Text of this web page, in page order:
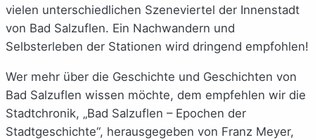
vielen unterschiedlichen Szeneviertel der Innenstadt
von Bad Salzuflen. Ein Nachwandern und
Selbsterleben der Stationen wird dringend empfohlen!
Wer mehr über die Geschichte und Geschichten von
Bad Salzuflen wissen möchte, dem empfehlen wir die
Stadtchronik, „Bad Salzuflen – Epochen der
Stadtgeschichte“, herausgegeben von Franz Meyer,